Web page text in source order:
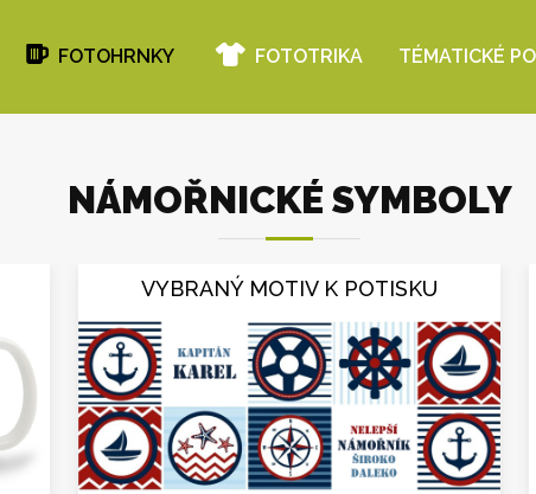
FOTOHRNKY FOTOTRIKA TÉMATICKÉ
NÁMOŘNICKÉ SYMBOLY
VYBRANÝ MOTIV K POTISKU